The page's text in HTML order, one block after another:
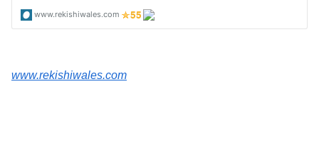
www.rekishiwales.com